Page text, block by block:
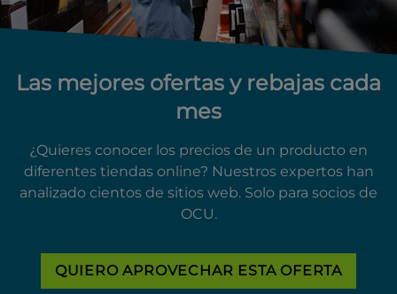
Las mejores ofertas y rebajas cada
mes
¿Quieres conocer los precios de un producto en
diferentes tiendas online? Nuestros expertos han
analizado cientos de sitios web. Solo para socios de
OCU.
QUIERO APROVECHAR ESTA OFERTA